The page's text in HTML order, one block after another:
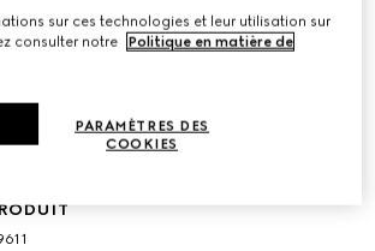
sur ces technologies et leur utilisation sur
consulter notre
Politique en matière de
PARAMÈTRES DES
COOKIES